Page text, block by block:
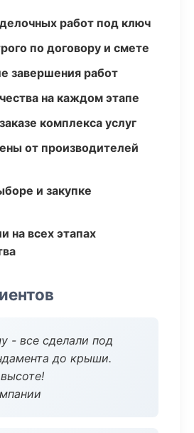
работ под ключ
по договору и смете
завершения работ
на каждом этапе
комплекса услуг
от производителей
и закупке
на всех этапах
- все сделали под
до крыши.